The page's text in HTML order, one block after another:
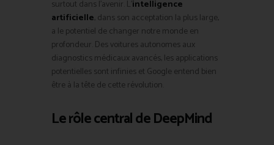
surtout dans l’avenir. L’intelligence
artificielle, dans son acceptation la plus large,
a le potentiel de changer notre monde en
profondeur. Des voitures autonomes aux
diagnostics médicaux avancés, les applications
potentielles sont infinies et Google entend bien
être à la tête de cette révolution.
Le rôle central deDeepMind